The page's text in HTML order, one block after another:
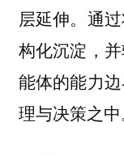
层延伸。通
构化沉淀，
能体的能力
理与决策之中